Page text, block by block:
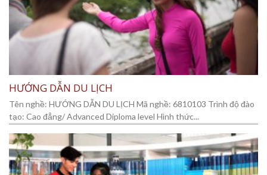
HƯỚNG DẪN DU LỊCH
Tên nghề: HƯỚNG DẪN DU LỊCH Mã nghề: 6810103 Trình độ đào
tạo: Cao đẳng/ Advanced Diploma level Hình thức...